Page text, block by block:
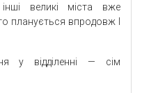
великі міста вже
планується впродовж I
у відділенні — сім